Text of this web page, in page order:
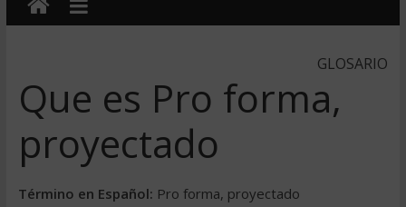
GLOSARIO
Que es Pro forma,
proyectado
Término en Español: Pro forma, proyectado